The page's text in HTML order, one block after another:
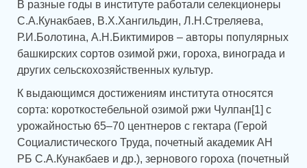
В разные годы в институте работали селекционеры
С.А.Кунакбаев, В.Х.Хангильдин, Л.Н.Стреляева,
Р.И.Болотина, А.Н.Биктимиров – авторы популярных
башкирских сортов озимой ржи, гороха, винограда и
других сельскохозяйственных культур.
К выдающимся достижениям института относятся
сорта: короткостебельной озимой ржи Чулпан[1] с
урожайностью 65–70 центнеров с гектара (Герой
Социалистического Труда, почетный академик АН
РБ С.А.Кунакбаев и др.), зернового гороха (почетный